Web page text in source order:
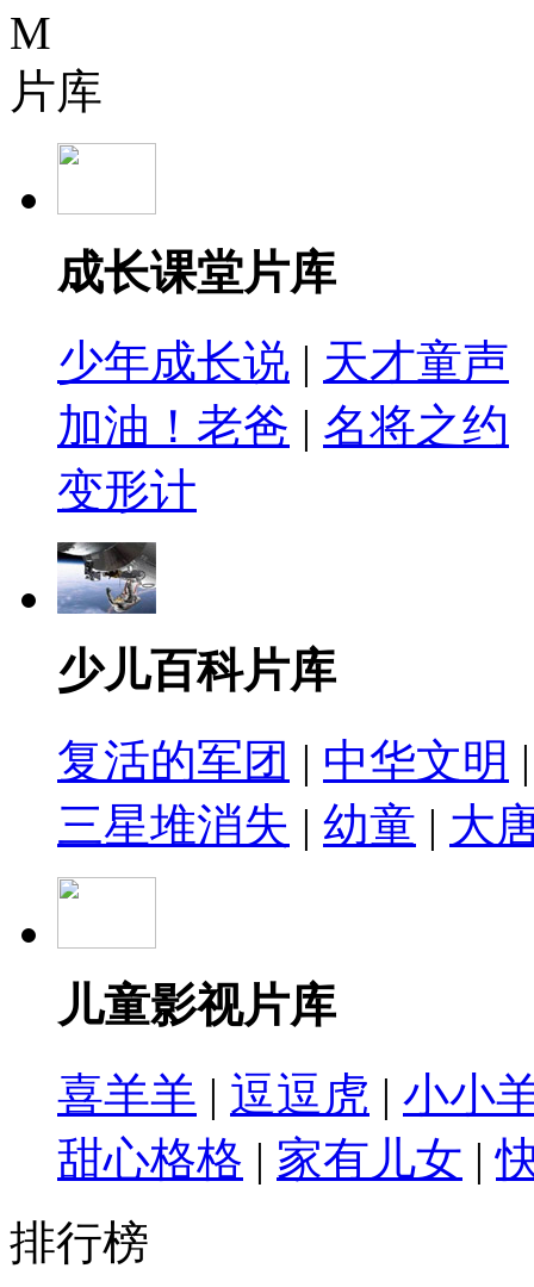
M
片库
成长课堂片库
少年成长说 | 天才童声
加油！老爸 | 名将之约
变形计
少儿百科片库
复活的军团 | 中华文明
三星堆消失 | 幼童 | 大
儿童影视片库
喜羊羊 | 逗逗虎 | 小小
甜心格格 | 家有儿女 |
排行榜